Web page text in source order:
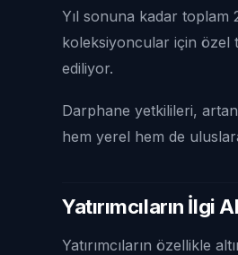
Yıl sonuna kadar toplam
koleksiyoncular için özel
ediliyor.
Darphane yetkilileri,
hem yerel hem de
Yatırımcıların İlgi
Yatırımcıların özellikle